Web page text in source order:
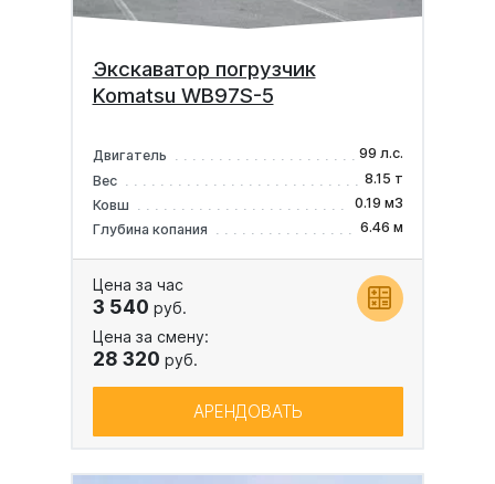
Экскаватор погрузчик
Komatsu WB97S-5
Двигатель
99 л.с.
Вес
8.15 т
Ковш
0.19 м3
Глубина копания
6.46 м
Цена за час
3 540 руб.
Цена за смену:
28 320 руб.
АРЕНДОВАТЬ